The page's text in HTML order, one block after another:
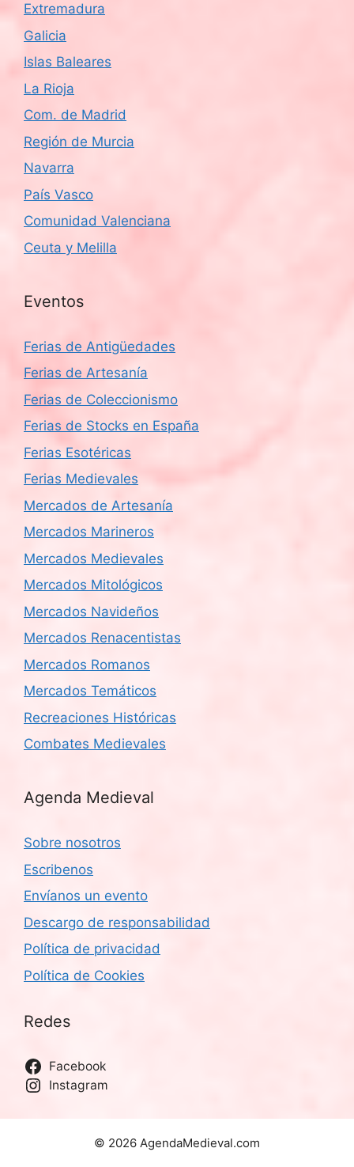
Extremadura
Galicia
Islas Baleares
La Rioja
Com. de Madrid
Región de Murcia
Navarra
País Vasco
Comunidad Valenciana
Ceuta y Melilla
Eventos
Ferias de Antigüedades
Ferias de Artesanía
Ferias de Coleccionismo
Ferias de Stocks en España
Ferias Esotéricas
Ferias Medievales
Mercados de Artesanía
Mercados Marineros
Mercados Medievales
Mercados Mitológicos
Mercados Navideños
Mercados Renacentistas
Mercados Romanos
Mercados Temáticos
Recreaciones Históricas
Combates Medievales
Agenda Medieval
Sobre nosotros
Escribenos
Envíanos un evento
Descargo de responsabilidad
Política de privacidad
Política de Cookies
Redes
Facebook
Instagram
© 2026 AgendaMedieval.com